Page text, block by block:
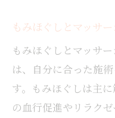
もみほぐしとマッサ
もみほぐしとマッサ
は、自分に合った施
す。もみほぐしは主
の血行促進やリラク